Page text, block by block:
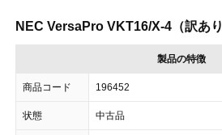
NEC VersaPro VKT16/X-4（訳あり
製品の特徴
商品コード 196452
状態 中古品